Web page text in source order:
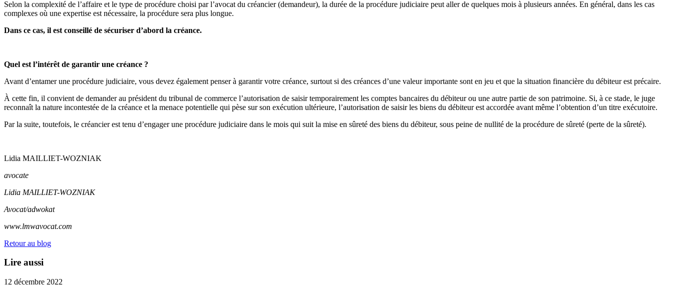
Selon la complexité de l’affaire et le type de procédure choisi par l’avocat du créancier (demandeur), la durée de la procédure judiciaire peut aller de quelques mois à plusieurs années. En général, dans les cas
complexes où une expertise est nécessaire, la procédure sera plus longue.
Dans ce cas, il est conseillé de sécuriser d’abord la créance.
Quel est l’intérêt de garantir une créance ?
Avant d’entamer une procédure judiciaire, vous devez également penser à garantir votre créance, surtout si des créances d’une valeur importante sont en jeu et que la situation financière du débiteur est précaire.
À cette fin, il convient de demander au président du tribunal de commerce l’autorisation de saisir temporairement les comptes bancaires du débiteur ou une autre partie de son patrimoine. Si, à ce stade, le juge
reconnaît la nature incontestée de la créance et la menace potentielle qui pèse sur son exécution ultérieure, l’autorisation de saisir les biens du débiteur est accordée avant même l’obtention d’un titre exécutoire.
Par la suite, toutefois, le créancier est tenu d’engager une procédure judiciaire dans le mois qui suit la mise en sûreté des biens du débiteur, sous peine de nullité de la procédure de sûreté (perte de la sûreté).
Lidia MAILLIET-WOZNIAK
avocate
Lidia MAILLIET-WOZNIAK
Avocat/adwokat
www.lmwavocat.com
Retour au blog
Lire aussi
12 décembre 2022